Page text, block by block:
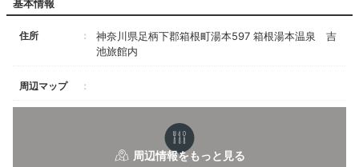
基本情報
住所
神奈川県足柄下郡箱根町湯本597 箱根湯本温泉 吉
池旅館内
周辺マップ